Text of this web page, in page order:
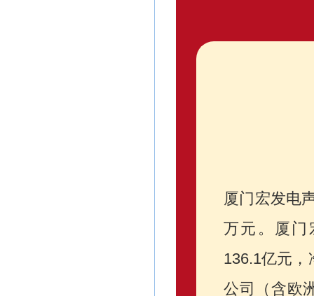
厦门宏发电
万元。厦门
136.1亿元，
公司（含欧